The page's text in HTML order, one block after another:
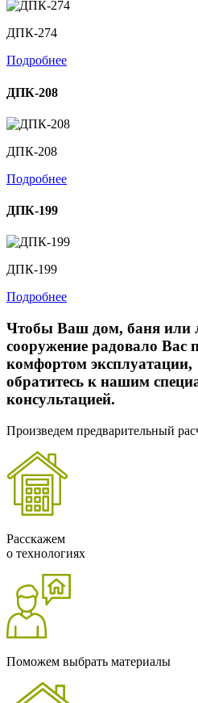
ДПК-274
Подробнее
ДПК-208
ДПК-208
Подробнее
ДПК-199
ДПК-199
Подробнее
Чтобы Ваш дом, баня или
сооружение радовало Вас
комфортом эксплуатации,
обратитесь к нашим
консультацией.
Произведем предварительный
Расскажем
о технологиях
Поможем выбрать материалы